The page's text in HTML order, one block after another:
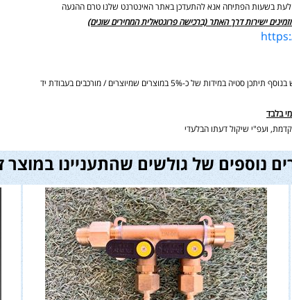
לעת בשעות הפתיחה אנא להתעדכן באתר האינטרנט שלנו טרם ההגעה
ישירות דרך האתר (ברכישה פרונטאלית המחירים שונים)
5% במוצרים שמיוצרים / מורכבים בעבודת יד
בלבד
ועפ"י שיקול דעתו הבלעדי
נוספים של גולשים שהתעניינו במוצר